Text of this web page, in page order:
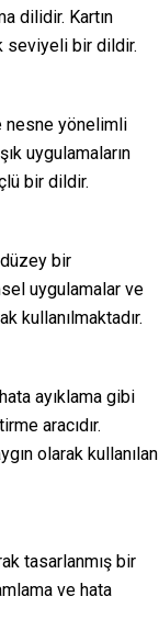
dilidir. Kartın
seviyeli bir dildir.
nesne yönelimli
uygulamaların
bir dildir.
bir
uygulamalar ve
kullanılmaktadır.
ayıklama gibi
aracıdır.
olarak kullanılan
tasarlanmış bir
ve hata